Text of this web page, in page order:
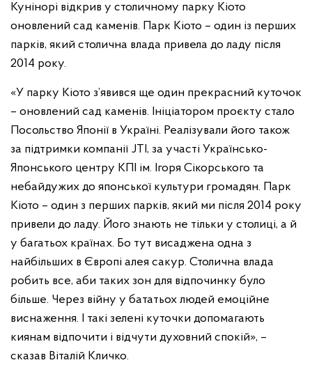
Кунінорі відкрив у столичному парку Кіото
оновлений сад каменів. Парк Кіото – один із перших
парків, який столична влада привела до ладу після
2014 року.
«У парку Кіото з’явився ще один прекрасний куточок
– оновлений сад каменів. Ініціатором проєкту стало
Посольство Японії в Україні. Реалізували його також
за підтримки компанії JTI, за участі Українсько-
Японського центру КПІ ім. Ігоря Сікорського та
небайдужих до японської культури громадян. Парк
Кіото – один з перших парків, який ми після 2014 року
привели до ладу. Його знають не тільки у столиці, а й
у багатьох країнах. Бо тут висаджена одна з
найбільших в Європі алея сакур. Столична влада
робить все, аби таких зон для відпочинку було
більше. Через війну у бататьох людей емоційне
виснаження. І такі зелені куточки допомагають
киянам відпочити і відчути духовний спокій», –
сказав Віталій Кличко.